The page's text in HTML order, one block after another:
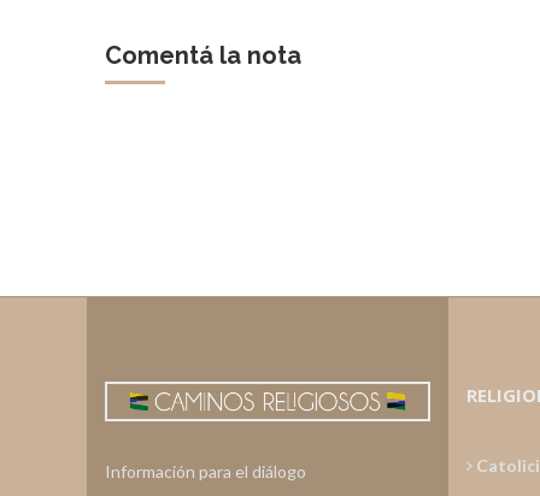
Comentá la nota
Información para el diálogo